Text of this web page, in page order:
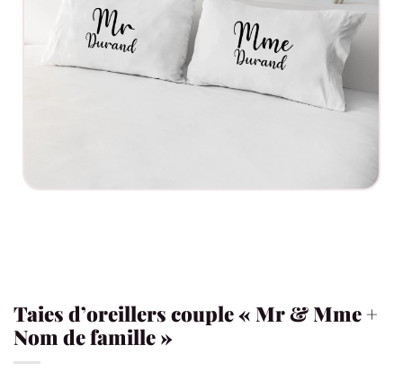
Taies d’oreillers couple « Mr & Mme +
Nom de famille »